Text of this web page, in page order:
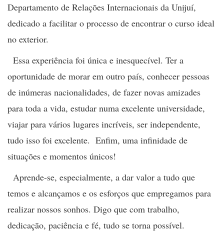
Departamento de Relações Internacionais da Unijuí,
dedicado a facilitar o processo de encontrar o curso ideal
no exterior.
Essa experiência foi única e inesquecível. Ter a
oportunidade de morar em outro país, conhecer pessoas
de inúmeras nacionalidades, de fazer novas amizades
para toda a vida, estudar numa excelente universidade,
viajar para vários lugares incríveis, ser independente,
tudo isso foi excelente. Enfim, uma infinidade de
situações e momentos únicos!
Aprende-se, especialmente, a dar valor a tudo que
temos e alcançamos e os esforços que empregamos para
realizar nossos sonhos. Digo que com trabalho,
dedicação, paciência e fé, tudo se torna possível.